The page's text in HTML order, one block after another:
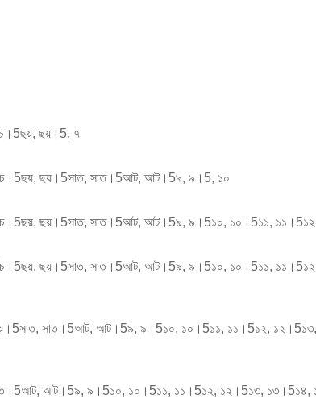
ছয়।5, ৭
পাঁচ।5ছয়, ছয়।5সাত, সাত।5আট, আট।5৯, ৯।5, ১০
পাঁচ।5ছয়, ছয়।5সাত, সাত।5আট, আট।5৯, ৯।5১০, ১০।5১১,
পাঁচ।5ছয়, ছয়।5সাত, সাত।5আট, আট।5৯, ৯।5১০, ১০।5১১,
ছয়।5সাত, সাত।5আট, আট।5৯, ৯।5১০, ১০।5১১, ১১।5১২,
সাত।5আট, আট।5৯, ৯।5১০, ১০।5১১, ১১।5১২, ১২।5১৩,